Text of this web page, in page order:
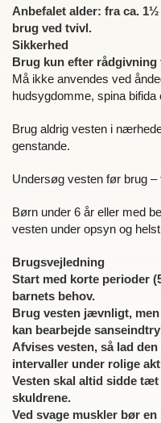
Anbefalet alder: fra ca.
brug ved tvivl.
Sikkerhed
Brug kun efter
Må ikke anvendes ved
hudsygdomme, spina
Brug aldrig vesten i
genstande.
Undersøg vesten før brug
Børn under 6 år eller med
vesten under opsyn og
Brugsvejledning
Start med korte perioder
barnets behov.
Brug vesten jævnligt,
kan bearbejde
Afvises vesten, så lad
intervaller under rolige
Vesten skal altid sidde
skuldrene.
Ved svage muskler bør